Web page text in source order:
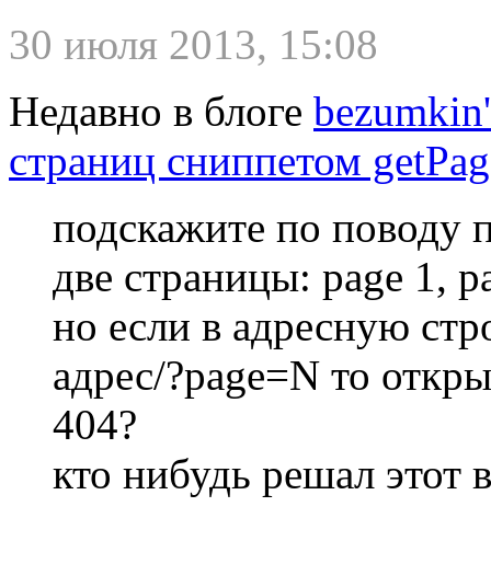
30 июля 2013, 15:08
Недавно в блоге
страниц сниппетом
подскажите по поводу
две страницы: page 1,
но если в адресную
адрес/?page=N то
404?
кто нибудь решал этот